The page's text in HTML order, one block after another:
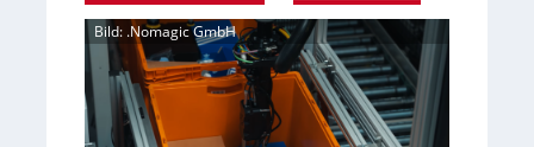
Bild: .Nomagic GmbH